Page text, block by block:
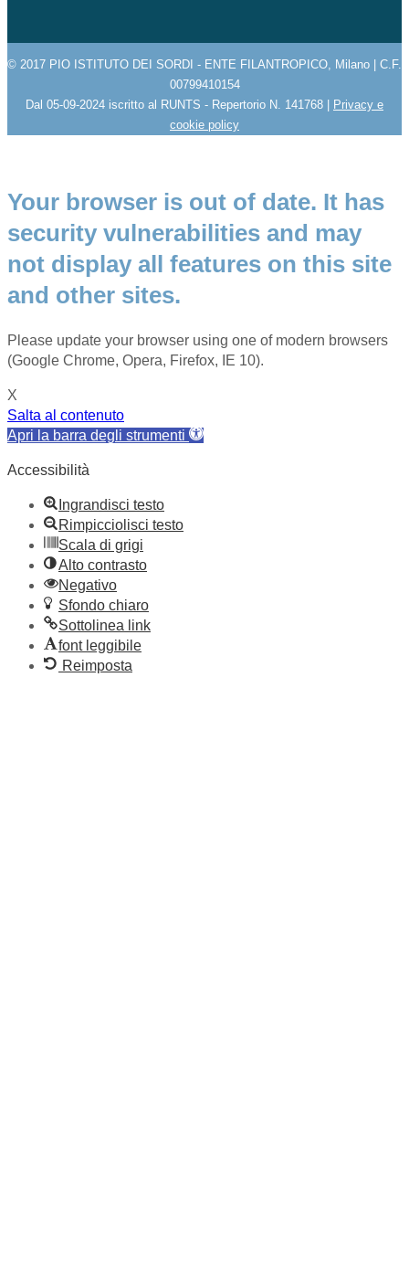
© 2017 PIO ISTITUTO DEI SORDI - ENTE FILANTROPICO, Milano | C.F.
00799410154
Dal 05-09-2024 iscritto al RUNTS - Repertorio N. 141768 | Privacy e
cookie policy
Your browser is out of date. It has
security vulnerabilities and may
not display all features on this site
and other sites.
Please update your browser using one of modern browsers
(Google Chrome, Opera, Firefox, IE 10).
X
Salta al contenuto
Apri la barra degli strumenti
Accessibilità
Ingrandisci testo
Rimpicciolisci testo
Scala di grigi
Alto contrasto
Negativo
Sfondo chiaro
Sottolinea link
font leggibile
Reimposta